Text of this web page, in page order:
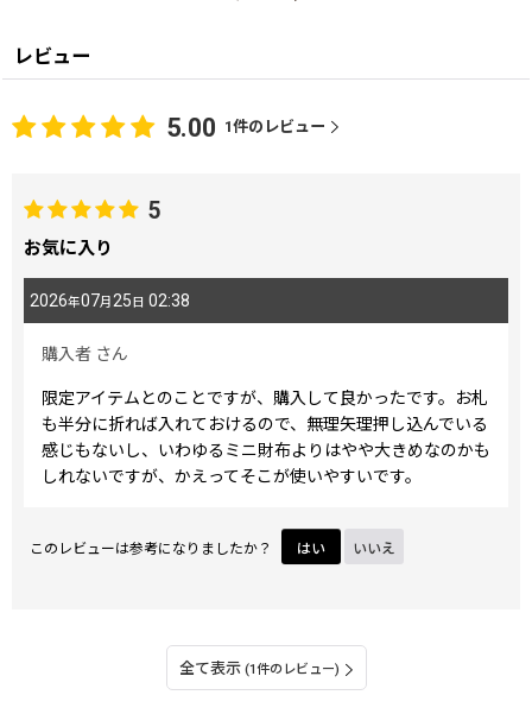
レビュー
5.00 1件のレビュー
5
お気に入り
2026年07月 25 日 02:38
購入者 さん
限定アイテムとのことですが、購入して良かったです。お札
も半分に折れば入れておけるので、無理矢理押し込んでいる
感じもないし、いわゆるミニ財布よりはやや大きめなのかも
しれないですが、かえってそこが使いやすいです。
このレビューは参考になりましたか？ はい いいえ
全て表示 (1件のレビュー)